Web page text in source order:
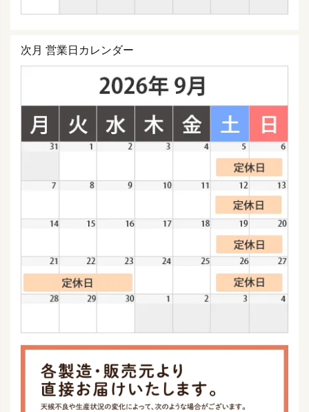
次月 営業日カレンダー